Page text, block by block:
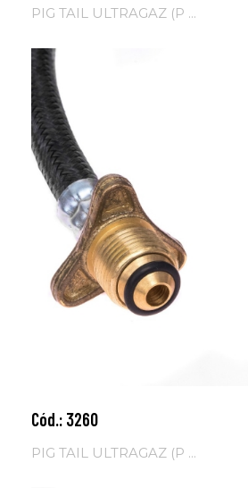
PIG TAIL ULTRAGAZ (P ...
Cód.: 3260
PIG TAIL ULTRAGAZ (P ...
Adicionar ao carrinho